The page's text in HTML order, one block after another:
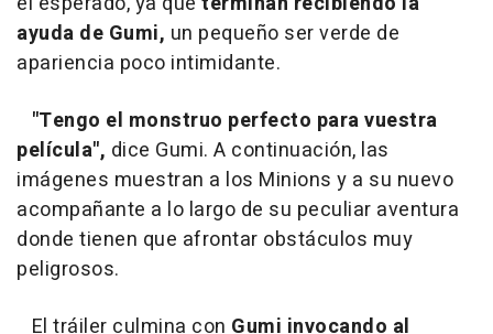
ayuda de Gumi, un pequeño ser verde de
apariencia poco intimidante.
"Tengo el monstruo perfecto para vuestra
película", dice Gumi. A continuación, las
imágenes muestran a los Minions y a su nuevo
acompañante a lo largo de su peculiar aventura
donde tienen que afrontar obstáculos muy
peligrosos.
El tráiler culmina con Gumi invocando al